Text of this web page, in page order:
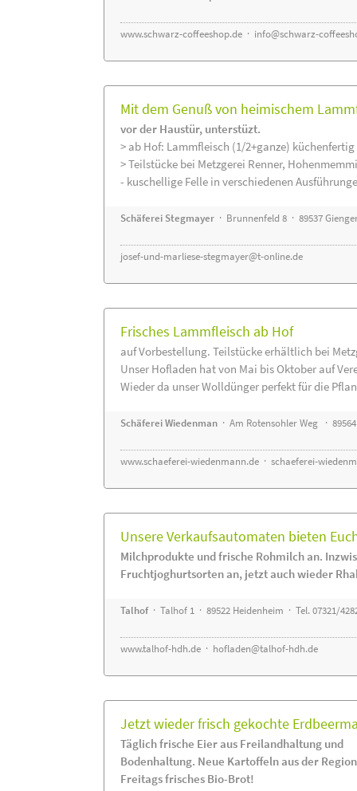
www.schwarz-coffeeshop.de · info@schwarz-
Mit dem Genuß von heimischem
vor der Haustür, unterstüzt.
> ab Hof: Lammfleisch (1/2+ganze)
> Teilstücke bei Metzgerei Renner,
- kuschellige Felle in verschiedenen
Schäferei Stegmayer · Brunnenfeld 8 · 89537
josef-und-marliese-stegmayer@t-online.de
Frisches Lammfleisch ab Hof
auf Vorbestellung. Teilstücke erhältlich bei
Unser Hofladen hat von Mai bis Oktober auf
Wieder da unser Wolldünger perfekt für die
Schäferei Wiedenman · Am Rotensohler Weg ·
www.schaeferei-wiedenmann.de · schaeferei-
Unsere Verkaufsautomaten bieten
Milchprodukte und frische Rohmilch an.
Fruchtjoghurtsorten an, jetzt auch wieder
Talhof· Talhof 1 · 89522 Heidenheim · Tel. 07321/
www.talhof-hdh.de · hofladen@talhof-hdh.de
Jetzt wieder frisch gekochte
Täglich frische Eier aus Freilandhaltung und
Bodenhaltung. Neue Kartoffeln aus der
Freitags frisches Bio-Brot!